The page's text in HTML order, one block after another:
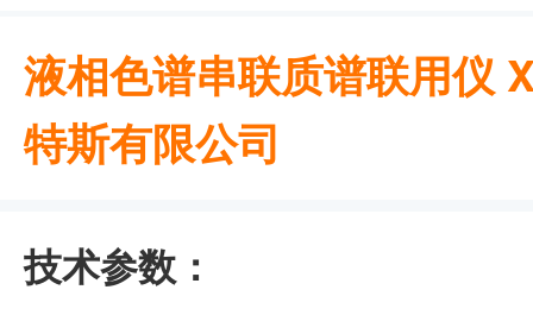
液相色谱串联质谱联用仪
特斯有限公司
技术参数：